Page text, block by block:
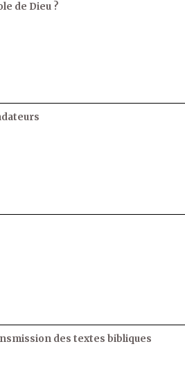
de Dieu ?
des textes bibliques